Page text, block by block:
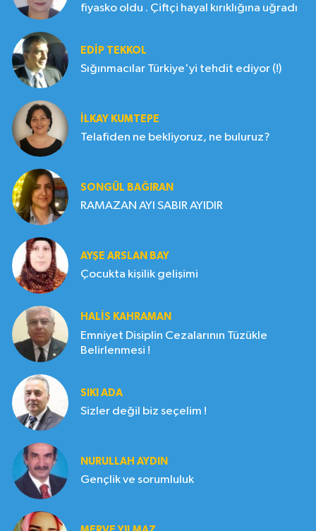
fiyasko oldu . Çiftçi hayal kırıklığına uğradı
EDIP TEKKOL
Sığınmacılar Türkiye'yi tehdit ediyor (!)
İLKAY KUMTEPE
Telafiden ne bekliyoruz, ne buluruz?
SONGÜL BAĞIRAN
RAMAZAN AYI SABIR AYIDIR
AYŞE ARSLAN BAY
Çocukta kişilik gelişimi
HALIS KAHRAMAN
Emniyet Disiplin Cezalarının Tüzükle
Belirlenmesi !
SIKI ADA
Sizler değil biz seçelim !
NURULLAH AYDIN
Gençlik ve sorumluluk